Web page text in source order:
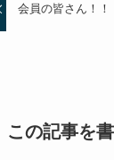
会員の皆さん！
この記事を